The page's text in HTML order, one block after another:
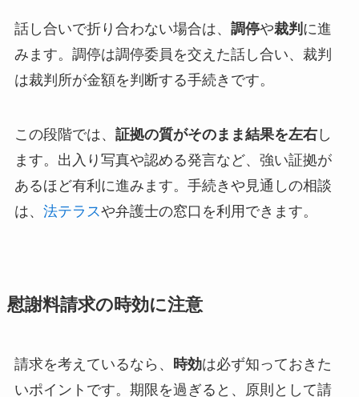
話し合いで折り合わない場合は、 調停や裁判 に進
みます。調停は調停委員を交えた話し合い、裁判
は裁判所が金額を判断する手続きです。
この段階では、 証拠の質がそのまま結果を左右し
ます。出入り写真や認める発言など、強い証拠が
あるほど有利に進みます。手続きや見通しの相談
は、 法テラスや弁護士の窓口を利用できます。
慰謝料請求の時効に注意
請求を考えているなら、 時効は必ず知っておきた
いポイントです。期限を過ぎると、原則として請